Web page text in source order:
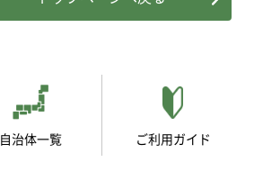
自治体一覧 ご利用ガイド